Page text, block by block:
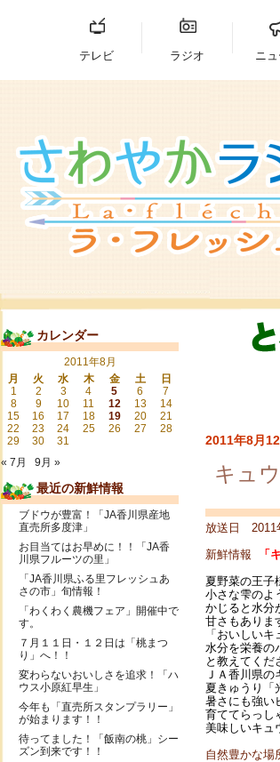
テレビ ラジオ ニ
2011年8月12
キュ
放送日 2011
新鮮情報
「
夏野菜の王子
小さな雫のよ
かじると水分
甘さもありま
「おいしい
水分を栄養の
と教えてくだ
ＪＡ香川県の
夏きゅうり「
暑さにも強い
育ててらっし
美味しいキュ
自然豊かな場
カレンダー
2011年8月
月
火 水 木 金 土
日
1
2 3 4 5 6
7
8
9 10 11 12 13
14
15
16 17 18 19 20
21
22
23 24 25 26 27
28
29
30
31
« 7月
9月 »
最近の新鮮情報
ブドウが豊富！「JA香川県産地
直売所多度津」
お目当てはお早めに！！「JA香
川県フルーツの里」
「JA香川県ふる里フレッシュあ
さの市」旬情報！
「わくわく農機フェア」開催中で
す。
７月１１日・１２日は「桃まつ
り」へ！！
変わらないおいしさを追求！「ハ
ウス小原紅早生」
今年も「直売所スタンプラリー」
が始まります！！
待ってました！「飯南の桃」シー
ズン到来です！！